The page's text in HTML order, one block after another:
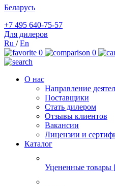
Беларусь
+7 495 640-75-57
Для дилеров
Ru /En
0
0
О нас
Направление
Поставщики
Стать дилером
Отзывы клиентов
Вакансии
Лицензии и
Каталог
Уцененные товары